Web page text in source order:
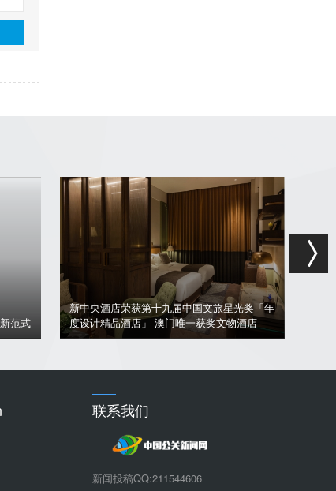
店
甘肃：探索乡村旅游发展新路径 诗意田园与
产品革新共舞
联系我们
新闻投稿QQ:211544606